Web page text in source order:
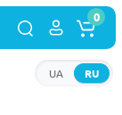
RU
UA
0